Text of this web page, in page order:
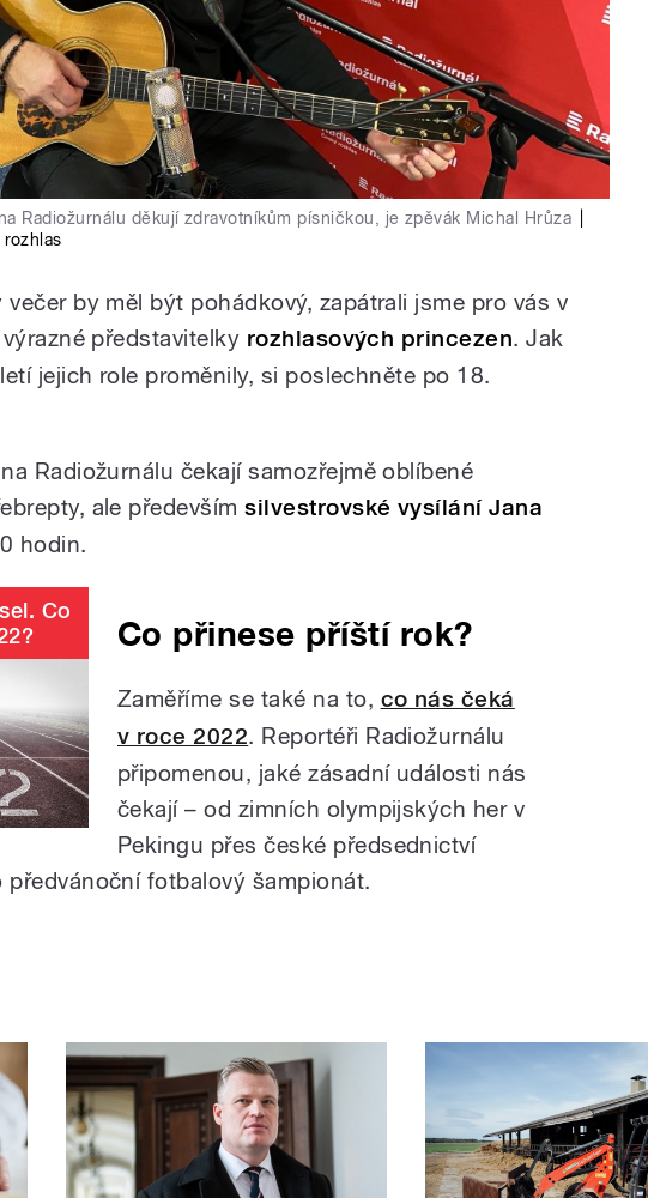
Radiožurnálu děkují zdravotníkům písničkou, je zpěvák Michal Hrůza
večer by měl být pohádkový, zapátrali jsme pro vás v
představitelky rozhlasových princezen. Jak
jejich role proměnily, si poslechněte po 18.
Radiožurnálu čekají samozřejmě oblíbené
ale předevšímsilvestrovské vysílání Jana
hodin.
Co
Co přinese příští rok?
Zaměříme se také na to, co nás čeká
v roce 2022. Reportéři Radiožurnálu
připomenou, jaké zásadní události nás
čekají – od zimních olympijských her v
Pekingu přes české předsednictví
předvánoční fotbalový šampionát.